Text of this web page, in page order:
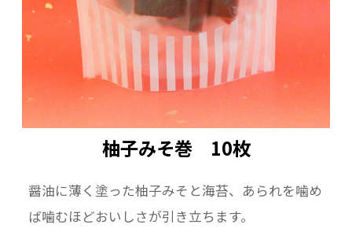
柚子みそ巻 10枚
醤油に薄く塗った柚子みそと海苔、あられを噛め
ば噛むほどおいしさが引き立ちます。